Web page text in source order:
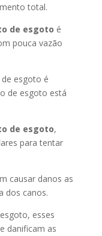
total.
de esgoto é
pouca vazão
esgoto é
de esgoto está
de esgoto,
para tentar
causar danos as
dos canos.
esses
danificam as